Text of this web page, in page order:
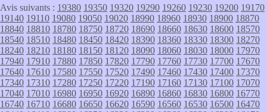
Avis suivants : 19380 19350 19320 19290 19260 19230 19200 19170
19140 19110 19080 19050 19020 18990 18960 18930 18900 18870
18840 18810 18780 18750 18720 18690 18660 18630 18600 18570
18540 18510 18480 18450 18420 18390 18360 18330 18300 18270
18240 18210 18180 18150 18120 18090 18060 18030 18000 17970
17940 17910 17880 17850 17820 17790 17760 17730 17700 17670
17640 17610 17580 17550 17520 17490 17460 17430 17400 17370
17340 17310 17280 17250 17220 17190 17160 17130 17100 17070
17040 17010 16980 16950 16920 16890 16860 16830 16800 16770
16740 16710 16680 16650 16620 16590 16560 16530 16500 16470